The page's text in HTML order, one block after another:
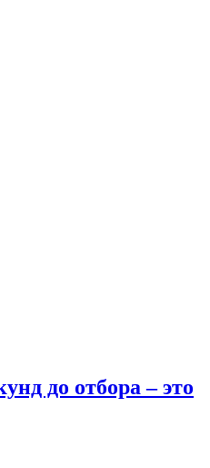
до отбора – это